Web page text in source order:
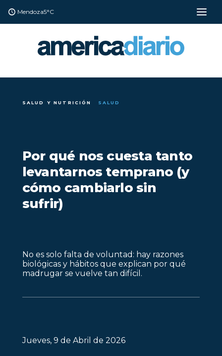
Mendoza5°C
SALUD Y NUTRICIÓN SALUD
Por qué nos cuesta tanto
levantarnos temprano (y
cómo cambiarlo sin
sufrir)
No es solo falta de voluntad: hay razones
biológicas y hábitos que explican por qué
madrugar se vuelve tan difícil.
Jueves, 9 de Abril de 2026